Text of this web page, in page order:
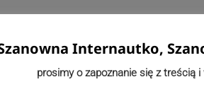
Internautko,
prosimy o zapoznanie się z treścią i